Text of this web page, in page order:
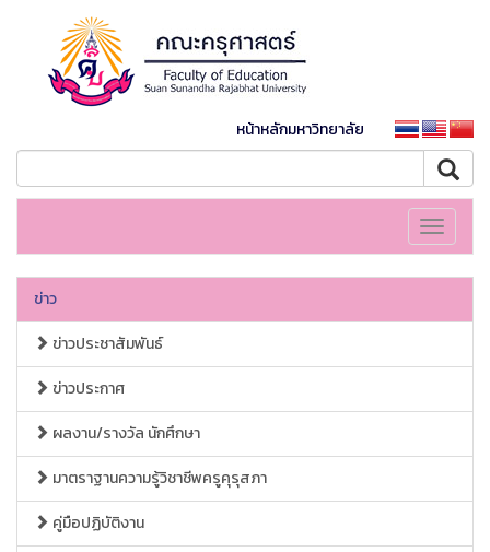
หน้าหลักมหาวิทยาลัย
Toggle
ข่าว
ข่าวประชาสัมพันธ์
ข่าวประกาศ
ผลงาน/รางวัล นักศึกษา
มาตราฐานความรู้วิชาชีพครูคุรุสภา
คู่มือปฏิบัติงาน